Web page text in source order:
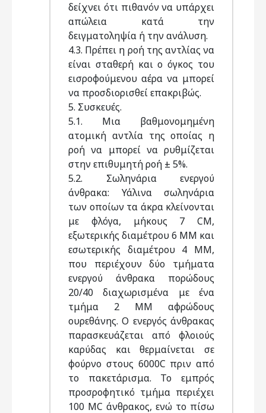
δείχνει ότι πιθανόν να υπάρχει
απώλεια κατά την
δειγματοληψία ή την ανάλυση.
4.3. Πρέπει η ροή της αντλίας να
είναι σταθερή και ο όγκος του
εισροφούμενου αέρα να μπορεί
να προσδιορισθεί επακριβώς.
5. Συσκευές.
5.1. Μια βαθμονομημένη
ατομική αντλία της οποίας η
ροή να μπορεί να ρυθμίζεται
στην επιθυμητή ροή ± 5%.
5.2. Σωληνάρια ενεργού
άνθρακα: Υάλινα σωληνάρια
των οποίων τα άκρα κλείνονται
με φλόγα, μήκους 7 CM,
εξωτερικής διαμέτρου 6 ΜΜ και
εσωτερικής διαμέτρου 4 ΜΜ,
που περιέχουν δύο τμήματα
ενεργού άνθρακα πορώδους
20/40 διαχωρισμένα με ένα
τμήμα 2 ΜΜ αφρώδους
ουρεθάνης. Ο ενεργός άνθρακας
παρασκευάζεται από φλοιούς
καρύδας και θερμαίνεται σε
φούρνο στους 6000C πριν από
το πακετάρισμα. Το εμπρός
προσροφητικό τμήμα περιέχει
100 MC άνθρακος, ενώ το πίσω